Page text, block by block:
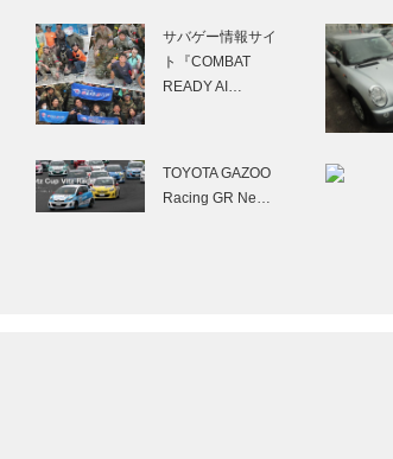
サバゲー情報サイ
ト『COMBAT
READY AI…
TOYOTA GAZOO
Racing GR Ne…